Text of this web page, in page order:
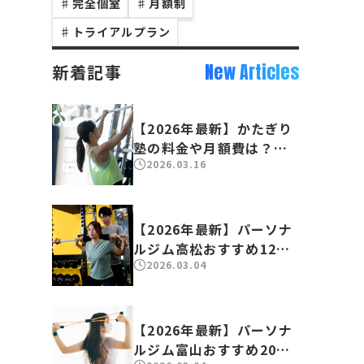
♯ 完全個室 ♯ 月額制
♯ トライアルプラン
新着記事 New Articles
【2026年最新】かたぎり
塾の料金や月額費は？口
コミや体験談も徹底分析
2026.03.16
【2026年最新】パーソナ
ルジム高松おすすめ12
選！人気のジムを徹底比
2026.03.04
【2026年最新】パーソナ
ルジム富山おすすめ20